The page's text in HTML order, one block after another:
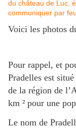
Voici les photos
Pour rappel, et
Pradelles est
de la région de
km ² pour une
Le nom de